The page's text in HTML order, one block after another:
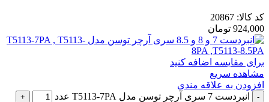
کد کالا: 20867
924,000 تومان
برای مقایسه اضافه کنید
مشاهده سریع
افزودن به علاقه مندی
انبردست 7 سری آرچر توسن مدل T5113-7PA عدد